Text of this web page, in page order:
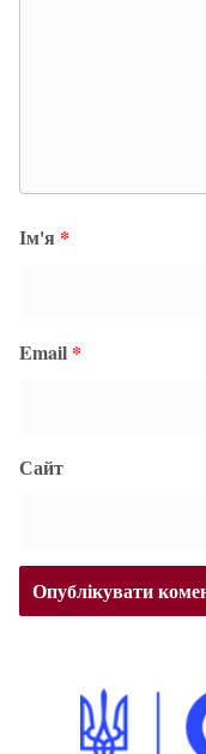
Ім'я *
Email *
Сайт